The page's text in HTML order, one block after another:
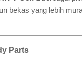
bekas yang lebih
Parts